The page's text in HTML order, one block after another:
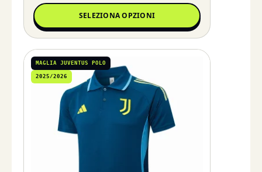
SELEZIONA OPZIONI
MAGLIA JUVENTUS POLO
2025/2026